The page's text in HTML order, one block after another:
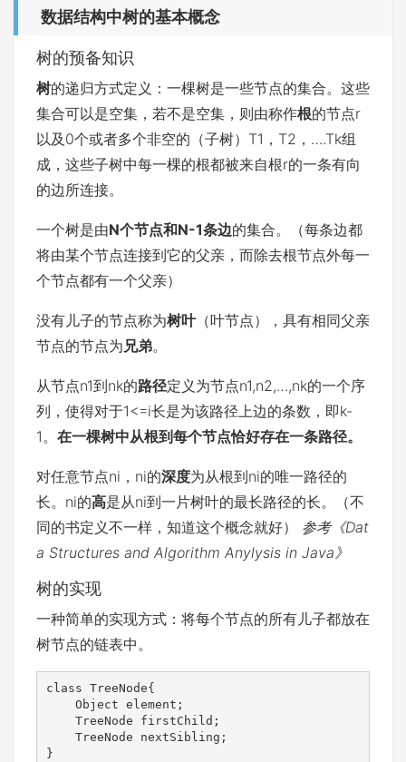
数据结构中树的基本概念
树的预备知识
树的递归方式定义：一棵树是一些节点的集合。这些
集合可以是空集，若不是空集，则由称作根的节点r
以及0个或者多个非空的（子树）T1，T2，….Tk组
成，这些子树中每一棵的根都被来自根r的一条有向
的边所连接。
一个树是由N个节点和N-1条边的集合。（每条边都
将由某个节点连接到它的父亲，而除去根节点外每一
个节点都有一个父亲）
没有儿子的节点称为树叶（叶节点），具有相同父亲
节点的节点为 兄弟。
从节点n1到nk的路径定义为节点n1,n2,…,nk的一个序
列，使得对于1<=i长是为该路径上边的条数，即k-
1。 在一棵树中从根到每个节点恰好存在一条路径。
对任意节点ni，ni的深度为从根到ni的唯一路径的
长。ni的高是从ni到一片树叶的最长路径的长。（不
同的书定义不一样，知道这个概念就好） 参考《Dat
a Structures and Algorithm Anylysis in Java》
树的实现
一种简单的实现方式：将每个节点的所有儿子都放在
树节点的链表中。
class TreeNode{
    Object element;
    TreeNode firstChild;
    TreeNode nextSibling;
}